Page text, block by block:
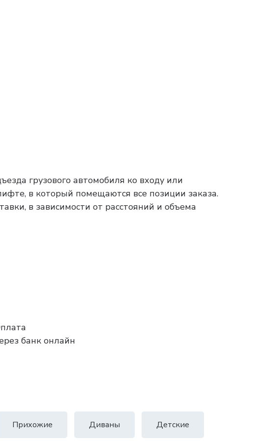
грузового автомобиля ко входу или
в который помещаются все позиции заказа.
в зависимости от расстояний и объема
банк онлайн
Прихожие Диваны Детские